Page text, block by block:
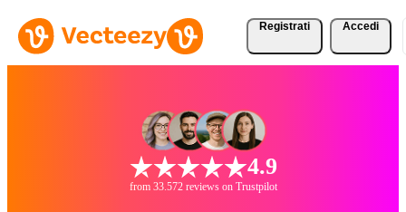
Registrati Accedi
4.9
from 33.572 reviews on Trustpilot